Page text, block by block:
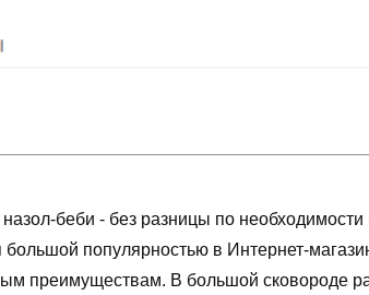
беби - без разницы по
большой популярностью в Интернет-
преимуществам. В большой сковороде